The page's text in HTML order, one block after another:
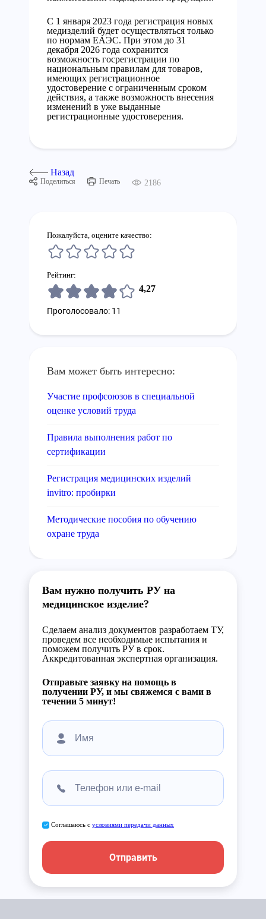
С 1 января 2023 года регистрация новых
медизделий будет осуществляться только
по нормам ЕАЭС. При этом до 31
декабря 2026 года сохранится
возможность госрегистрации по
национальным правилам для товаров,
имеющих регистрационное
удостоверение с ограниченным сроком
действия, а также возможность внесения
изменений в уже выданные
регистрационные удостоверения.
Назад
Поделиться Печать 2186
Пожалуйста, оцените качество:
Рейтинг:
4,27
Проголосовало: 11
Вам может быть интересно:
Участие профсоюзов в специальной
оценке условий труда
Правила выполнения работ по
сертификации
Регистрация медицинских изделий
invitro: пробирки
Методические пособия по обучению
охране труда
Вам нужно получить РУ на
медицинское изделие?
Сделаем анализ документов разработаем ТУ,
проведем все необходимые испытания и
поможем получить РУ в срок.
Аккредитованная экспертная организация.
Отправьте заявку на помощь в
получении РУ, и мы свяжемся с вами в
течении 5 минут!
Соглашаюсь с условиями передачи данных
Отправить